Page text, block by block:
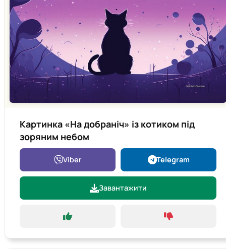
Картинка «На добраніч» із котиком під
зоряним небом
Viber Telegram
Завантажити